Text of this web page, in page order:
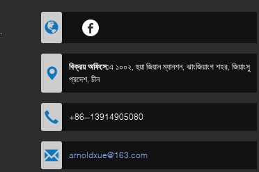
বিক্রয় অফিসে:এ ১০০২, হুয়া জিয়ান ম্যানশন, ঝাংজিয়াংগ শহর, জিয়াংসু
প্রদেশ, চীন
+86--13914905080
arnoldxue@163.com